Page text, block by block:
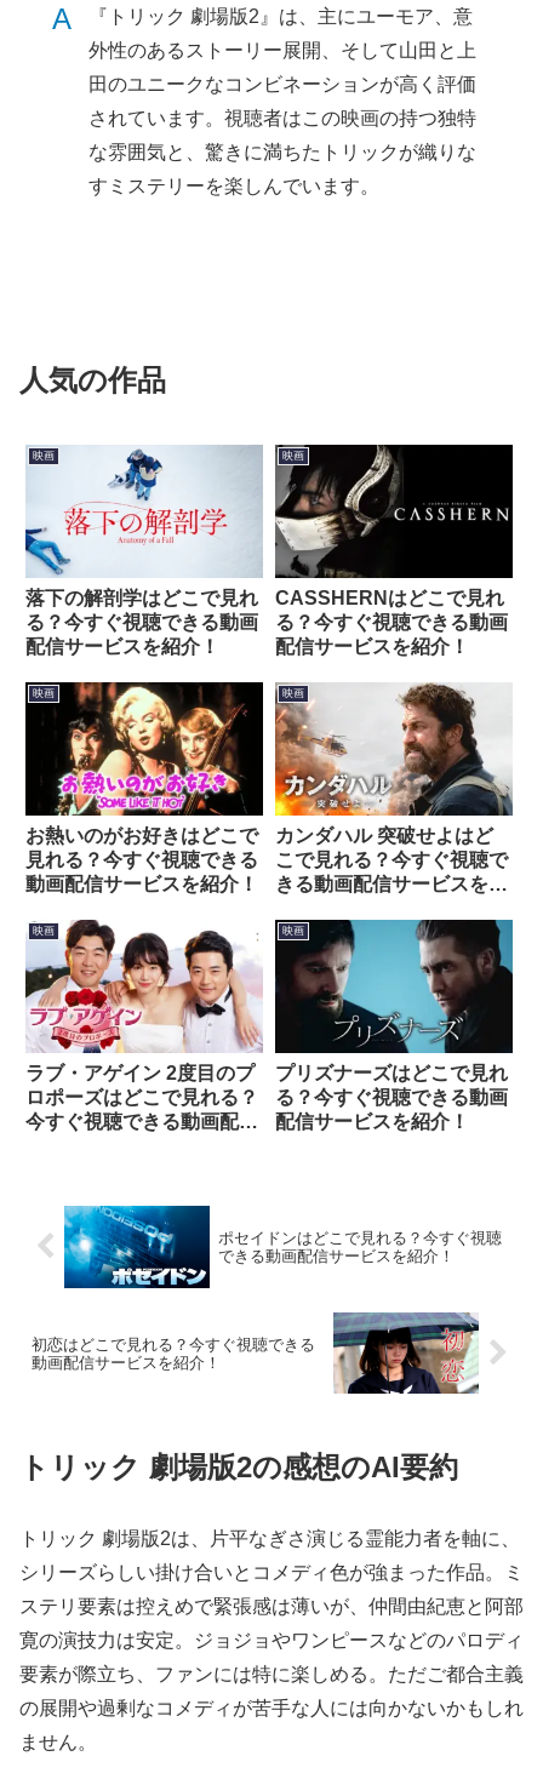
A
『トリック 劇場版2』は、主にユーモア、意
外性のあるストーリー展開、そして山田と上
田のユニークなコンビネーションが高く評価
されています。視聴者はこの映画の持つ独特
な雰囲気と、驚きに満ちたトリックが織りな
すミステリーを楽しんでいます。
人気の作品
映画
落下の解剖学はどこで見れ
る？今すぐ視聴できる動画
配信サービスを紹介！
映画
CASSHERNはどこで見れ
る？今すぐ視聴できる動画
配信サービスを紹介！
映画
お熱いのがお好きはどこで
見れる？今すぐ視聴できる
動画配信サービスを紹介！
映画
カンダハル 突破せよはど
こで見れる？今すぐ視聴で
きる動画配信サービスを紹
映画
ラブ・アゲイン 2度目のプ
ロポーズはどこで見れる？
今すぐ視聴できる動画配信
映画
プリズナーズはどこで見れ
る？今すぐ視聴できる動画
配信サービスを紹介！
ポセイドンはどこで見れる？今すぐ視聴
できる動画配信サービスを紹介！
初恋はどこで見れる？今すぐ視聴できる
動画配信サービスを紹介！
トリック 劇場版2の感想のAI要約
トリック 劇場版2は、片平なぎさ演じる霊能力者を軸に、
シリーズらしい掛け合いとコメディ色が強まった作品。ミ
ステリ要素は控えめで緊張感は薄いが、仲間由紀恵と阿部
寛の演技力は安定。ジョジョやワンピースなどのパロディ
要素が際立ち、ファンには特に楽しめる。ただご都合主義
の展開や過剰なコメディが苦手な人には向かないかもしれ
ません。